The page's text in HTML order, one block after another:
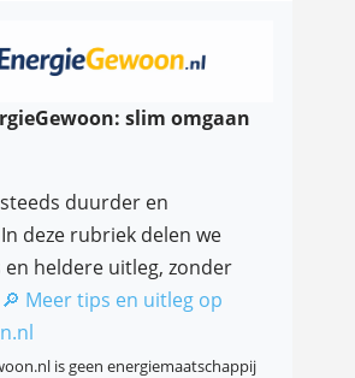
slim omgaan
duurder en
deze rubriek delen we
heldere uitleg, zonder
🔎 Meer tips en uitleg op
is geen energiemaatschappij